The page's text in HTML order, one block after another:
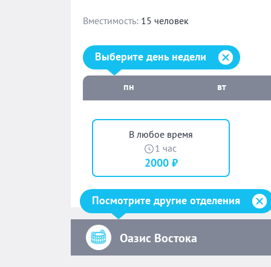
Вместимость: 15 человек
Выберите день недели:
Выберите день недели
пн вт
В любое время
1 час
2000 ₽
Посмотрите другие отделения
Оазис Востока